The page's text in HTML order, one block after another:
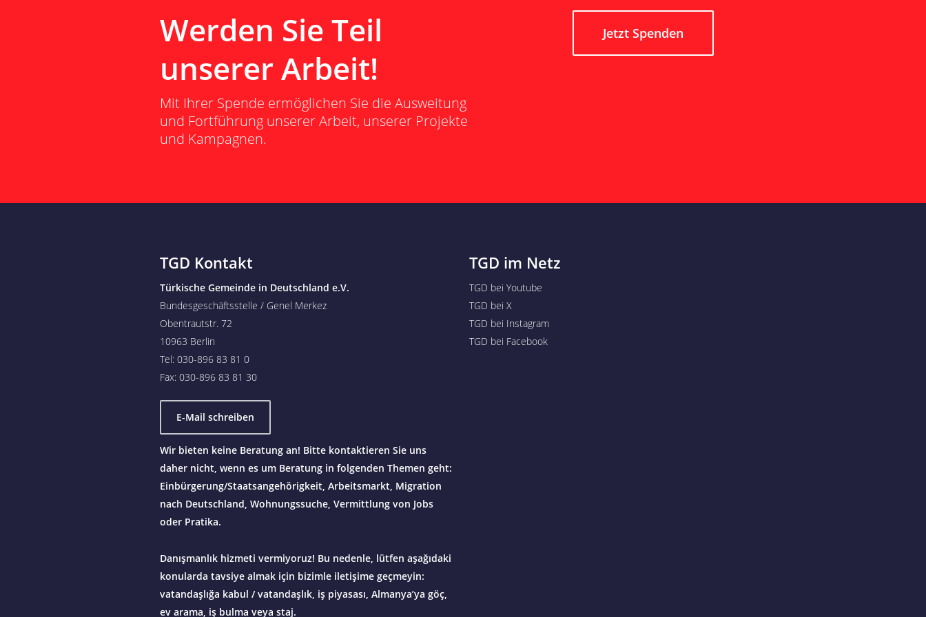
Werden Sie Teil
unserer Arbeit!
Mit Ihrer Spende ermöglichen Sie die Ausweitung
und Fortführung unserer Arbeit, unserer Projekte
und Kampagnen.
Jetzt Spenden
TGD Kontakt
Türkische Gemeinde in Deutschland e.V.
Bundesgeschäftsstelle / Genel Merkez
Obentrautstr. 72
10963 Berlin
Tel: 030-896 83 81 0
Fax: 030-896 83 81 30
E-Mail schreiben
Wir bieten keine Beratung an! Bitte kontaktieren Sie uns
daher nicht, wenn es um Beratung in folgenden Themen geht:
Einbürgerung/Staatsangehörigkeit, Arbeitsmarkt, Migration
nach Deutschland, Wohnungssuche, Vermittlung von Jobs
oder Pratika.
Danışmanlık hizmeti vermiyoruz! Bu nedenle, lütfen aşağıdaki
konularda tavsiye almak için bizimle iletişime geçmeyin:
vatandaşlığa kabul / vatandaşlık, iş piyasası, Almanya’ya göç,
ev arama, iş bulma veya staj.
TGD im Netz
TGD bei Youtube
TGD bei X
TGD bei Instagram
TGD bei Facebook